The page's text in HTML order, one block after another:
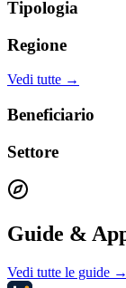
Tipologia
Regione
Vedi tutte →
Beneficiario
Settore
Guide &
Vedi tutte le guide →